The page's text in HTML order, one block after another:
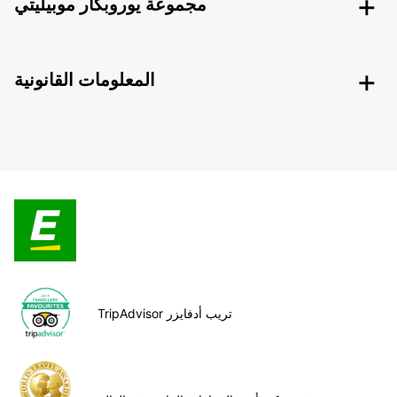
مجموعة يوروبكار موبيليتي
المعلومات القانونية
TripAdvisor تريب أدفايزر